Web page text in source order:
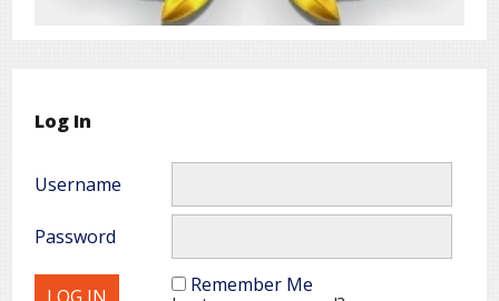
Log In
Username
Password
Remember Me